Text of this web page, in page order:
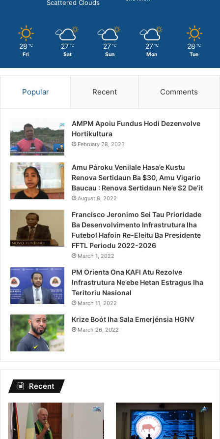
Scattered Clouds
28 ℃
Fri
27 ℃
Sat
27 ℃
Sun
27 ℃
Mon
28 ℃
Tue
Popular Recent Comments
AMPM Apoiu Fundus Hodi Dezenvolve
Hortikultura
February 28, 2023
Amu Pároku Venilale Hasa’e Kustu
Renova Sertidaun Ba $30, Amu Vigario
Baucau : Renova Sertidaun Ne’e $2 De’it
August 8, 2022
Francisco Jeronimo Sei Tau Prioridade
Ba Desenvolvimento Infrastrutura Iha
Futebol Hafoin Re-Eleitu Ba Presidente
FFTL Periodu 2022-2026
March 1, 2022
PM Orienta Ona KAFI Atu Rezolve
Infrastrutura Ne’ebe Hetan Estragus Iha
Teritoriu Nasional
March 11, 2022
Krize Boót Iha Sala Emerjénsia HGNV
March 26, 2022
Recent